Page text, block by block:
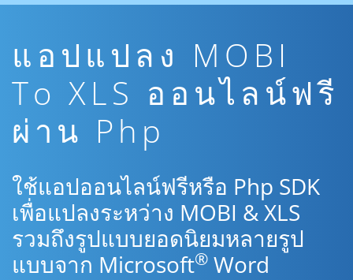
แอปแปลง MOBI
To XLS ออนไลน์ฟรี
ผ่าน Php
ใช้แอปออนไลน์ฟรีหรือ Php SDK
เพื่อแปลงระหว่าง MOBI & XLS
รวมถึงรูปแบบยอดนิยมหลายรูป
แบบจาก Microsoft® Word